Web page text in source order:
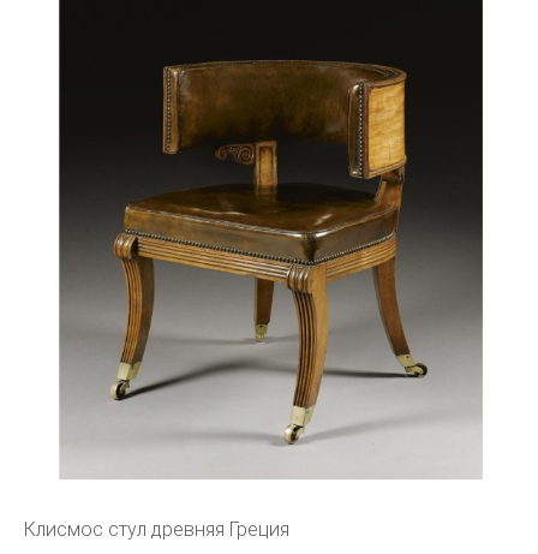
Клисмос стул древняя Греция